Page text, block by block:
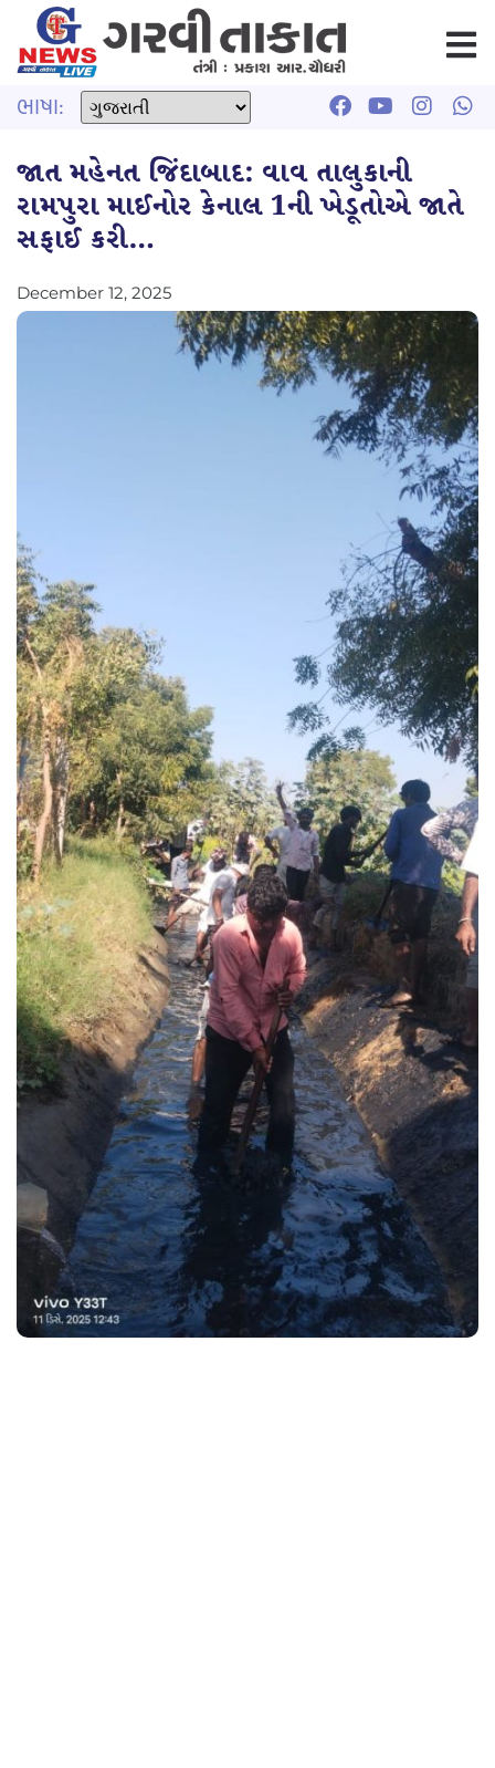
ભાષા:
જાત મહેનત જિંદાબાદ: વાવ તાલુકાની
રામપુરા માઈનોર કેનાલ 1ની ખેડૂતોએ જાતે
સફાઈ કરી…
December 12, 2025